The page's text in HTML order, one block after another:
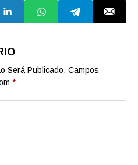
Sabino
Será Publicado. Campos
*